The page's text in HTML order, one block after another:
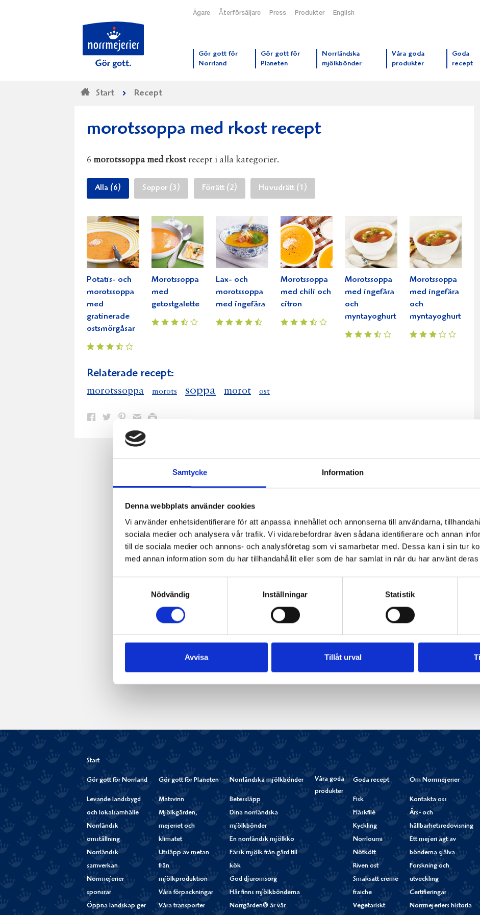
Samtycke Information
Denna webbplats använder cookies
Vi använder enhetsidentifierare för att anpassa innehållet och annonserna till användarna,
sociala medier och analysera vår trafik. Vi vidarebefordrar även sådana identifierare och annan
till de sociala medier och annons- och analysföretag som vi samarbetar med. Dessa kan i sin tur
med annan information som du har tillhandahållit eller som de har samlat in när du har använt deras
Nödvändig
Inställningar Statistik
Avvisa Tillåt urval
Ägare Återförsäljare Press Produkter English
Gör gott för
Norrland
Gör gott för
Planeten
Norrländska
mjölkbönder
Våra goda
produkter
Goda
recept
Start Recept
morotssoppa med rkost recept
6 morotssoppa med rkost recept i alla kategorier.
Alla (6) Soppor (3) Förrätt (2) Huvudrätt (1)
Potatis- och
morotssoppa
med
gratinerade
ostsmörgåsar
Morotssoppa
med
getostgalette
Lax- och
morotssoppa
med ingefära
Morotssoppa
med chili och
citron
Morotssoppa
med ingefära
och
myntayoghurt
Morotssoppa
med ingefära
och
myntayoghurt
Relaterade recept:
morotssoppa morots soppa morot ost
Dela
Facebook
Dela
Twitter
Dela
på
Pinterest
Dela
via
e-
post
Skriv
Start
Gör gott för Norrland
Levande landsbygd
och lokalsamhälle
Norrländsk
omställning
Norrländsk
samverkan
Norrmejerier
sponsrar
Öppna landskap ger
Gör gott för Planeten
Matsvinn
Mjölkgården,
mejeriet och
klimatet
Utsläpp av metan
från
mjölkproduktion
Våra förpackningar
Våra transporter
Norrländska mjölkbönder
Betessläpp
Dina norrländska
mjölkbönder
En norrländsk mjölkko
Färsk mjölk från gård till
kök
God djuromsorg
Här finns mjölkbönderna
Norrgården® är vår
Våra goda
produkter
Goda recept
Fisk
Fläskfilé
Kyckling
Norrloumi
Nötkött
Riven ost
Smaksatt creme
fraiche
Vegetariskt
Om Norrmejerier
Kontakta oss
Års- och
hållbarhetsredovisning
Ett mejeri ägt av
bönderna själva
Forskning och
utveckling
Certifieringar
Norrmejeriers historia